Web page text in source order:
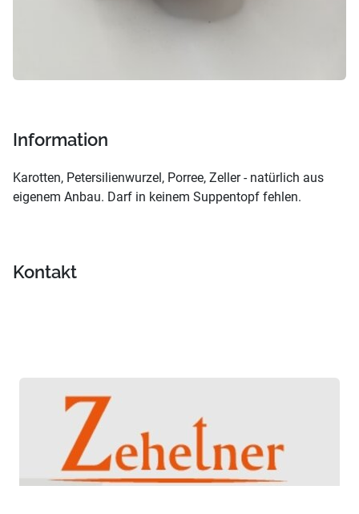
Information
Karotten, Petersilienwurzel, Porree, Zeller - natürlich aus
eigenem Anbau. Darf in keinem Suppentopf fehlen.
Kontakt